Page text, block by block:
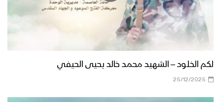
لكم الخلود – الشهيد محمد خالد يحيى الحيفي
25/12/2025